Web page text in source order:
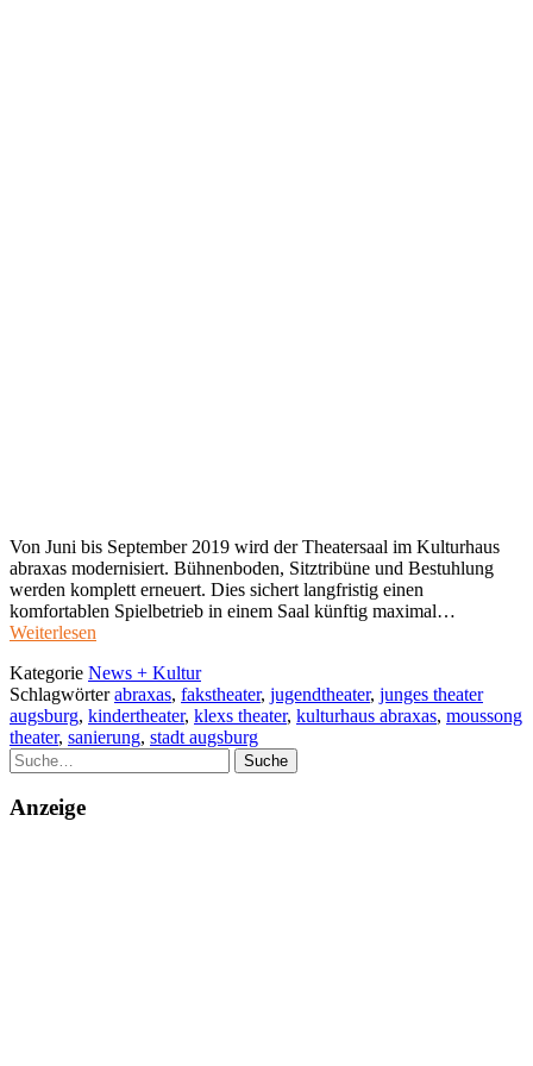
Von Juni bis September 2019 wird der Theatersaal im Kulturhaus
abraxas modernisiert. Bühnenboden, Sitztribüne und Bestuhlung
werden komplett erneuert. Dies sichert langfristig einen
komfortablen Spielbetrieb in einem Saal künftig maximal…
Weiterlesen
Kategorie News + Kultur
Schlagwörterabraxas, fakstheater, jugendtheater, junges theater
augsburg, kindertheater, klexs theater, kulturhaus abraxas, moussong
theater, sanierung, stadt augsburg
Suche
Anzeige